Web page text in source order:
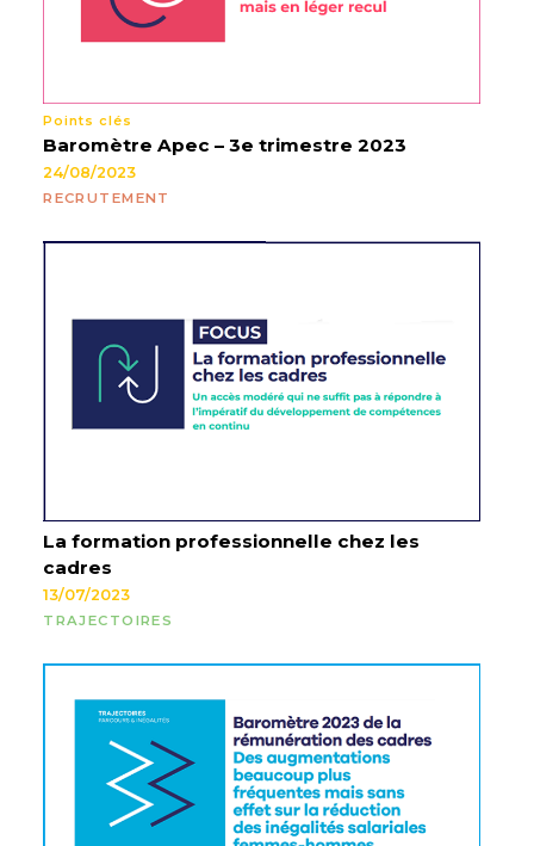
Points clés
Baromètre Apec – 3e trimestre 2023
24/08/2023
RECRUTEMENT
La formation professionnelle chez les
cadres
13/07/2023
TRAJECTOIRES